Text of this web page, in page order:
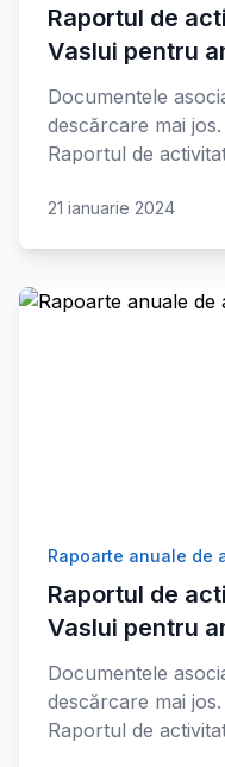
Raportul de
Vaslui pentru
Documentele
descărcare mai
Raportul de
21 ianuarie 2024
Rapoarte anuale de
Raportul de
Vaslui pentru
Documentele
descărcare mai
Raportul de